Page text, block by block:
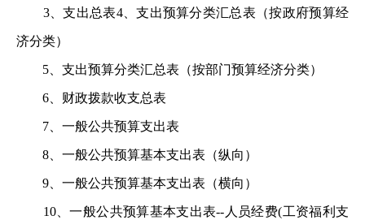
3、支出总表4、支出预算分类汇总表（按政府预算经
济分类）
5、支出预算分类汇总表（按部门预算经济分类）
6、财政拨款收支总表
7、一般公共预算支出表
8、一般公共预算基本支出表（纵向）
9、一般公共预算基本支出表（横向）
10、一般公共预算基本支出表--人员经费(工资福利支